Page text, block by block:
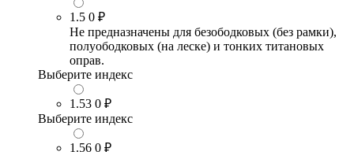
1.5 0 ₽
Не предназначены для безободковых (без рамки),
полуободковых (на леске) и тонких титановых
оправ.
Выберите индекс
1.53 0 ₽
Выберите индекс
1.56 0 ₽